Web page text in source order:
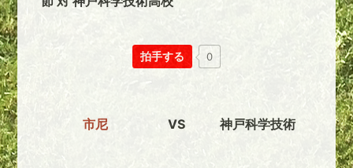
拍手する 0
市尼 VS 神戸科学技術